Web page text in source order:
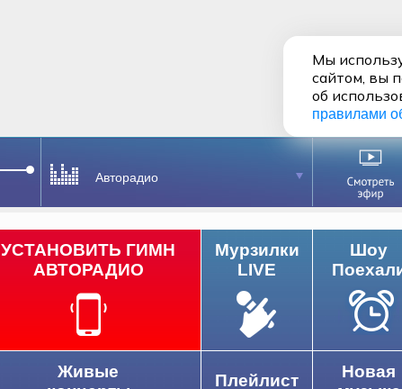
Авторадио
УСТАНОВИТЬ ГИМН
АВТОРАДИО
Мурзилки
LIVE
Шоу
Живые
Плейлист
Новая
Мы
сайтом, вы
об
правилами